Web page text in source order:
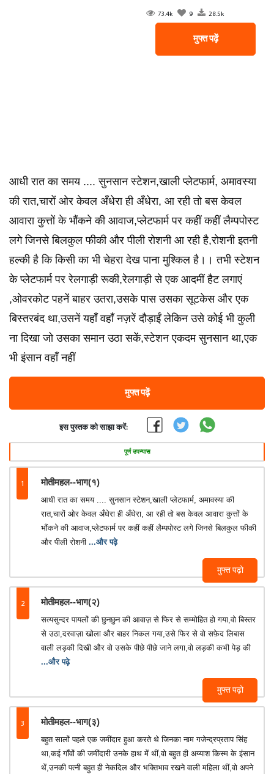
73.4k 9 28.5k
मुफ्त पढ़ें
आधी रात का समय .... सुनसान स्टेशन,खाली प्लेटफार्म, अमावस्या
की रात,चारों ओर केवल अँधेरा ही अँधेरा, आ रही तो बस केवल
आवारा कुत्तों के भौंकने की आवाज,प्लेटफार्म पर कहीं कहीं लैम्पपोस्ट
लगे जिनसे बिलकुल फीकी और पीली रोशनी आ रही है,रोशनी इतनी
हल्की है कि किसी का भी चेहरा देख पाना मुश्किल है।। तभी स्टेशन
के प्लेटफार्म पर रेलगाड़ी रूकी,रेलगाड़ी से एक आदमीं हैट लगाएं
,ओवरकोट पहनें बाहर उतरा,उसके पास उसका सूटकेस और एक
बिस्तरबंद था,उसनें यहाँ वहाँ नज़रें दौड़ाईं लेकिन उसे कोई भी कुली
ना दिखा जो उसका समान उठा सकें,स्टेशन एकदम सुनसान था,एक
भी इंसान वहाँ नहीं
मुफ्त पढ़ें
इस पुस्तक को साझा करें:
पूर्ण उपन्यास
1 मोतीमहल--भाग(१)
मुफ्त पढ़ो
आधी रात का समय .... सुनसान स्टेशन,खाली प्लेटफार्म, अमावस्या की
रात,चारों ओर केवल अँधेरा ही अँधेरा, आ रही तो बस केवल आवारा कुत्तों के
भौंकने की आवाज,प्लेटफार्म पर कहीं कहीं लैम्पपोस्ट लगे जिनसे बिलकुल फीकी
और पीली रोशनी ...और पढ़े
2 मोतीमहल--भाग(२)
मुफ्त पढ़ो
सत्यसुन्दर पायलों की छुनछुन की आवाज़ से फिर से सम्मोहित हो गया,वो बिस्तर
से उठा,दरवाज़ा खोला और बाहर निकल गया,उसे फिर से वो सफ़ेद लिबास
वाली लड़की दिखी और वो उसके पीछे पीछे जाने लगा,वो लड़की कभी पेड़ की
...और पढ़े
3 मोतीमहल--भाग(३)
बहुत सालों पहले एक जमींदार हुआ करते थे जिनका नाम गजेन्द्रप्रताप सिंह
था,कई गाँवों की जमींदारी उनके हाथ में थीं,वो बहुत ही अय्याश किस्म के इंसान
थें,उनकी पत्नी बहुत ही नेकदिल और भक्तिभाव रखने वाली महिला थीं,वो अपने